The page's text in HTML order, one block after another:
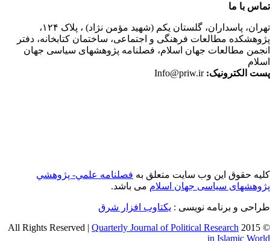
با ما
پاسداران، گلستان یکم (شهید مؤمن نژاد) ، پلاک ۱۲۴،
مطالعات فرهنگی و اجتماعی، ساختمان کتابخانه، دفتر
مطالعات جهان اسلام، فصلنامه پژوهشهای سیاسی جهان
الکترونیک:Info@priw.ir
حقوق این وب سایت متعلق بهفصلنامه علمي- پژوهشي
سیاسی جهان اسلاممی باشد.
و برنامه نویسی : یکتاوب افزار شرق
©
Quarterly Journal of Political Research
in Islamic